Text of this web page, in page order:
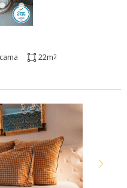
cama 22m2